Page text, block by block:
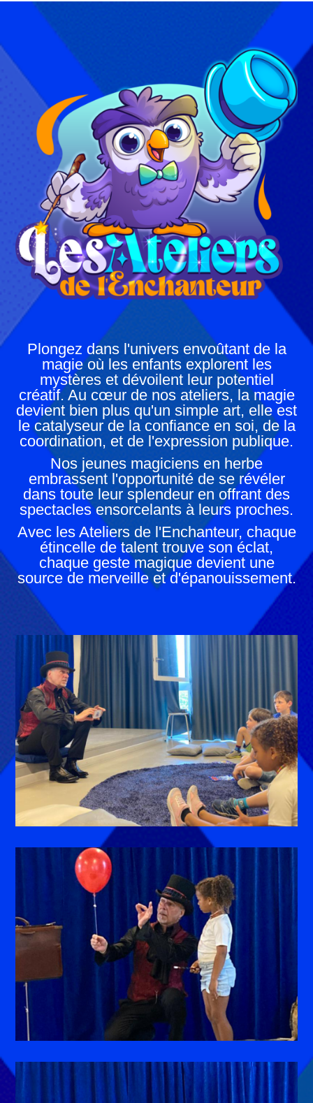
Plongez dans l'univers envoûtant de la
magie où les enfants explorent les
mystères et dévoilent leur potentiel
créatif. Au cœur de nos ateliers, la magie
devient bien plus qu'un simple art, elle est
le catalyseur de la confiance en soi, de la
coordination, et de l'expression publique.
Nos jeunes magiciens en herbe
embrassent l'opportunité de se révéler
dans toute leur splendeur en offrant des
spectacles ensorcelants à leurs proches.
Avec les Ateliers de l'Enchanteur, chaque
étincelle de talent trouve son éclat,
chaque geste magique devient une
source de merveille et d'épanouissement.